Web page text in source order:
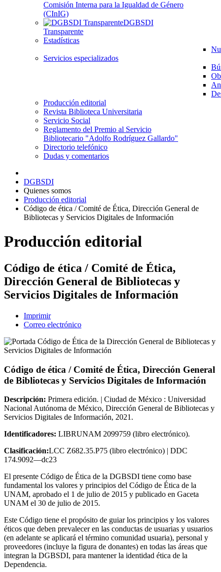
Comisión Interna para la Igualdad de Género
(CInIG)
DGBSDI
Transparente
Estadísticas
Servicios especializados
Producción editorial
Revista Biblioteca Universitaria
Servicio Social
Reglamento del Premio al Servicio
Bibliotecario "Adolfo Rodríguez Gallardo"
Directorio telefónico
Dudas y comentarios
DGBSDI
Quienes somos
Producción editorial
Código de ética / Comité de Ética, Dirección General de
Bibliotecas y Servicios Digitales de Información
Producción editorial
Código de ética / Comité de Ética,
Dirección General de Bibliotecas y
Servicios Digitales de Información
Imprimir
Correo electrónico
Código de ética / Comité de Ética, Dirección General
de Bibliotecas y Servicios Digitales de Información
Descripción: Primera edición. | Ciudad de México : Universidad
Nacional Autónoma de México, Dirección General de Bibliotecas y
Servicios Digitales de Información, 2021.
Identificadores: LIBRUNAM 2099759 (libro electrónico).
Clasificación:LCC Z682.35.P75 (libro electrónico) | DDC
174.9092—dc23
El presente Código de Ética de la DGBSDI tiene como base
fundamental los valores y principios del Código de Ética de la
UNAM, aprobado el 1 de julio de 2015 y publicado en Gaceta
UNAM el 30 de julio de 2015.
Este Código tiene el propósito de guiar los principios y los valores
éticos que deben prevalecer en las conductas de usuarias y usuarios
(en adelante se aplicará el término comunidad usuaria), personal y
proveedores (incluye la figura de donantes) en todas las áreas que
integran la DGBSDI, para mantener la identidad ética de la
Dependencia.